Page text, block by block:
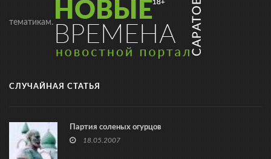
тематикам.
СЛУЧАЙНАЯ СТАТЬЯ
Партия соленых огурцов
18.05.2007